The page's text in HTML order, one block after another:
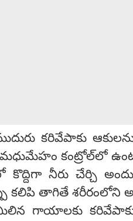
కరివేపాకు
కంట్రోల్‌లో
కొద్దిగా నీరు చేర్చి
కలిపి తాగితే శరీరంలోని
గాయాలకు